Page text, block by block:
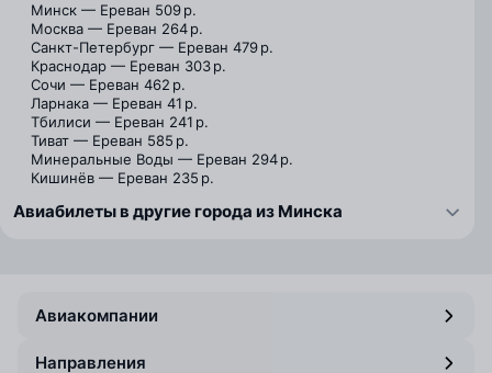
Минск — Ереван 509 р.
Москва — Ереван 264 р.
Санкт-Петербург — Ереван 479 р.
Краснодар — Ереван 303 р.
Сочи — Ереван 462 р.
Ларнака — Ереван 41 р.
Тбилиси — Ереван 241 р.
Тиват — Ереван 585 р.
Минеральные Воды — Ереван 294 р.
Кишинёв — Ереван 235 р.
Авиабилеты в другие города из Минска
Авиакомпании
Направления